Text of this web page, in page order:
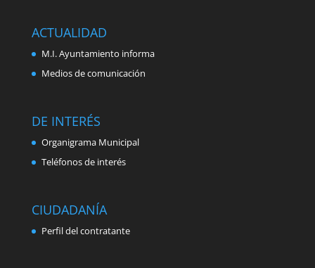
ACTUALIDAD
M.I. Ayuntamiento informa
Medios de comunicación
DE INTERÉS
Organigrama Municipal
Teléfonos de interés
CIUDADANÍA
Perfil del contratante